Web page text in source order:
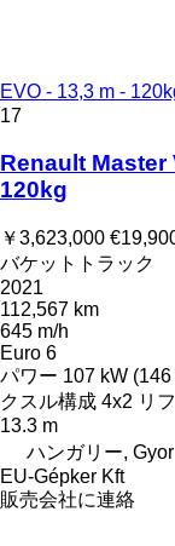
EVO - 13,3 m -
17
Renault Master
120kg
￥3,623,000
バケットトラック
2021
112,567 km
645 m/h
Euro 6
パワー 107 kW
クスル構成 4x2 リ
13.3 m
ハンガリー, Gyor
EU-Gépker Kft
販売会社に連絡